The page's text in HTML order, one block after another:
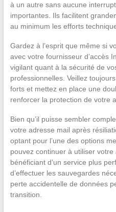
à un autre sans aucune
importantes. Ils facilitent
au minimum les efforts
Gardez à l’esprit que même si
avec votre fournisseur d’accès
vigilant quant à la sécurité de
professionnelles. Veillez
forts et mettez en place une
renforcer la protection de votre
Bien qu’il puisse sembler
votre adresse mail après
optant pour l’une des options
pouvez continuer à utiliser
bénéficiant d’un service plus
d’effectuer les sauvegardes
perte accidentelle de données
transition.